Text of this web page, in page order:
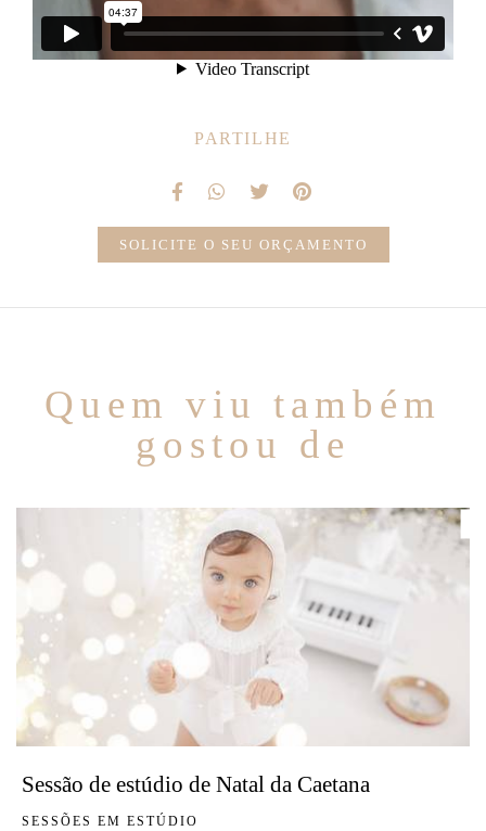
PARTILHE
SOLICITE O SEU ORÇAMENTO
Quem viu também
gostou de
Sessão de estúdio de Natal da Caetana
SESSÕES EM ESTÚDIO